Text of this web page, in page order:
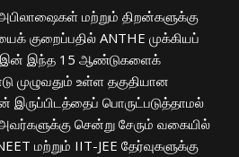
மற்றும் திறன்களுக்கு
குறைப்பதில் ANTHE முக்கியப்
இன் இந்த 15 ஆண்டுகளைக்
முழுவதும் உள்ள தகுதியான
பொருட்படுத்தாமல்
சென்று சேரும் வகையில்
மற்றும் IIT-JEE தேர்வுகளுக்கு